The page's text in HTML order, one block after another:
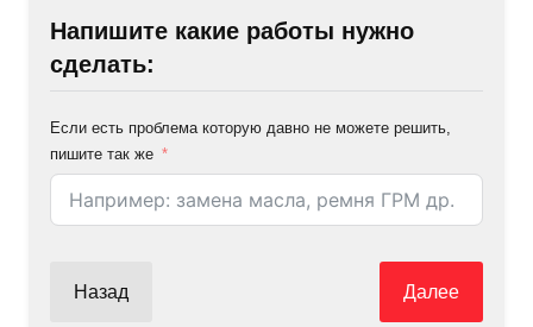
Напишите какие работы нужно
сделать:
Если есть проблема которую давно не можете решить,
пишите так же
Назад Далее